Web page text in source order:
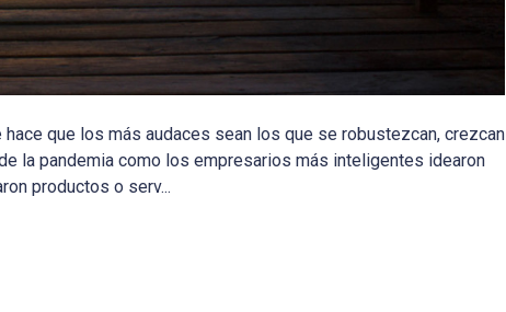
que los más audaces sean los que se robustezcan, crezcan
la pandemia como los empresarios más inteligentes idearon
productos o serv...